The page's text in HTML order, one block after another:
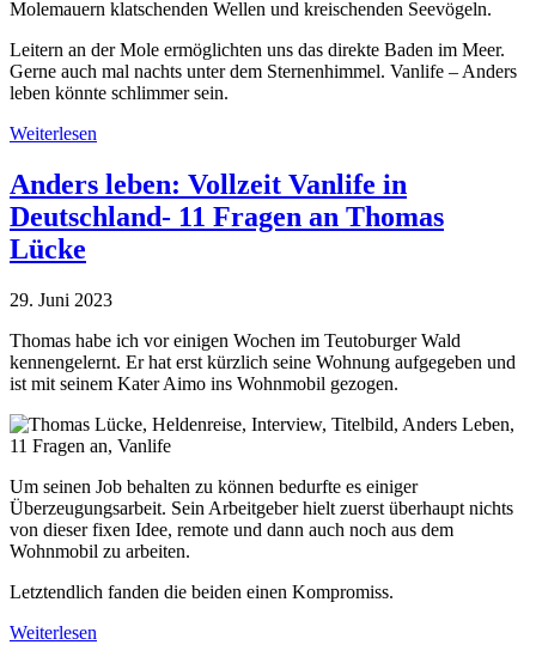
Molemauern klatschenden Wellen und kreischenden Seevögeln.
Leitern an der Mole ermöglichten uns das direkte Baden im Meer.
Gerne auch mal nachts unter dem Sternenhimmel. Vanlife – Anders
leben könnte schlimmer sein.
Weiterlesen
Mobiles
Tiny
House
an
le
Bellec
und
David
Mougel“
Anders leben: Vollzeit Vanlife in
Deutschland- 11 Fragen an Thomas
Lücke
29. Juni 2023
Thomas habe ich vor einigen Wochen im Teutoburger Wald
kennengelernt. Er hat erst kürzlich seine Wohnung aufgegeben und
ist mit seinem Kater Aimo ins Wohnmobil gezogen.
Um seinen Job behalten zu können bedurfte es einiger
Überzeugungsarbeit. Sein Arbeitgeber hielt zuerst überhaupt nichts
von dieser fixen Idee, remote und dann auch noch aus dem
Wohnmobil zu arbeiten.
Letztendlich fanden die beiden einen Kompromiss.
Weiterlesen